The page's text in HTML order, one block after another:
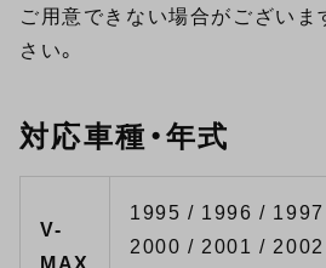
ご用意できない場合がございま
さい。
対応車種・年式
V-
MAX
1995 / 1996 /
2000 / 2001 /